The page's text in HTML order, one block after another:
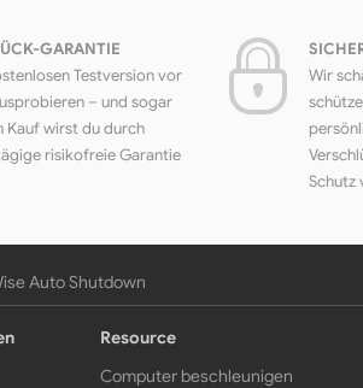
GARANTIE
Testversion vor
– und sogar
Kauf wirst du durch
risikofreie Garantie
Wir
Schutz
Auto Shutdown
Resource
Computer beschleunigen